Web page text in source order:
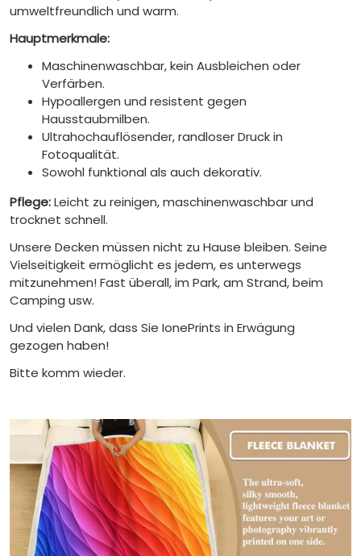
umweltfreundlich und warm.
Hauptmerkmale:
Maschinenwaschbar, kein Ausbleichen oder
Verfärben.
Hypoallergen und resistent gegen
Hausstaubmilben.
Ultrahochauflösender, randloser Druck in
Fotoqualität.
Sowohl funktional als auch dekorativ.
Pflege:Leicht zu reinigen, maschinenwaschbar und
trocknet schnell.
Unsere Decken müssen nicht zu Hause bleiben. Seine
Vielseitigkeit ermöglicht es jedem, es unterwegs
mitzunehmen! Fast überall, im Park, am Strand, beim
Camping usw.
Und vielen Dank, dass Sie IonePrints in Erwägung
gezogen haben!
Bitte komm wieder.